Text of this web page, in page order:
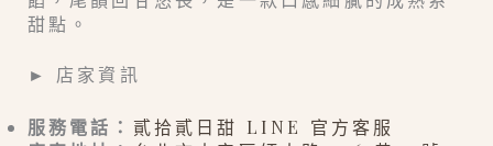
甜點。
► 店家資訊
服務電話： 貳拾貳日甜 LINE 官方客服